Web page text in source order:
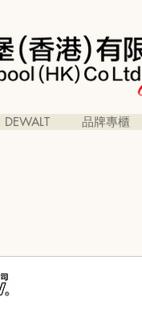
DEWALT 品牌專櫃